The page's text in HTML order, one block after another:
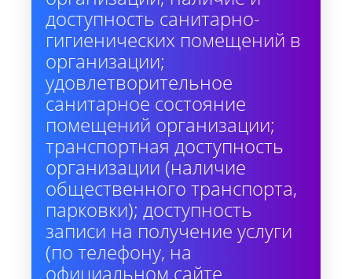
доступность санитарно-
гигиенических помещений в
организации;
удовлетворительное
санитарное состояние
помещений организации;
транспортная доступность
организации (наличие
общественного транспорта,
парковки); доступность
записи на получение услуги
(по телефону, на
официальном сайте